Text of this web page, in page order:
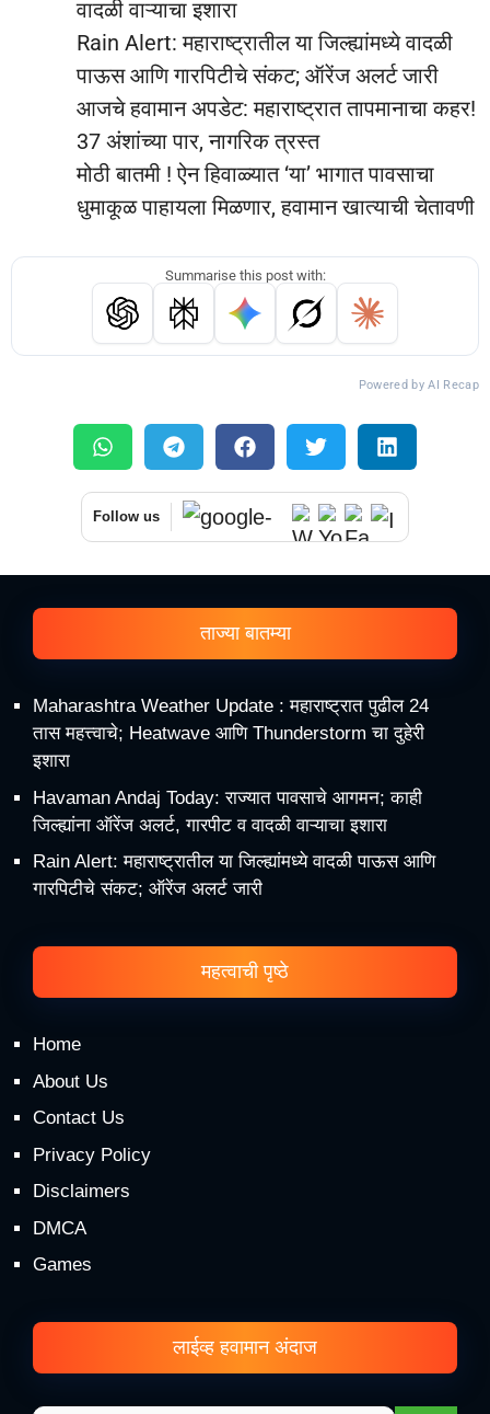
वादळी वाऱ्याचा इशारा
Rain Alert: महाराष्ट्रातील या जिल्ह्यांमध्ये वादळी
पाऊस आणि गारपिटीचे संकट; ऑरेंज अलर्ट जारी
आजचे हवामान अपडेट: महाराष्ट्रात तापमानाचा कहर!
37 अंशांच्या पार, नागरिक त्रस्त
मोठी बातमी ! ऐन हिवाळ्यात ‘या’ भागात पावसाचा
धुमाकूळ पाहायला मिळणार, हवामान खात्याची चेतावणी
Summarise this post with:
Powered by AI Recap
Follow us
ताज्या बातम्या
Maharashtra Weather Update : महाराष्ट्रात पुढील 24
तास महत्त्वाचे; Heatwave आणि Thunderstorm चा दुहेरी
इशारा
Havaman Andaj Today: राज्यात पावसाचे आगमन; काही
जिल्ह्यांना ऑरेंज अलर्ट, गारपीट व वादळी वाऱ्याचा इशारा
Rain Alert: महाराष्ट्रातील या जिल्ह्यांमध्ये वादळी पाऊस आणि
गारपिटीचे संकट; ऑरेंज अलर्ट जारी
महत्वाची पृष्ठे
Home
About Us
Contact Us
Privacy Policy
Disclaimers
DMCA
Games
लाईव्ह हवामान अंदाज